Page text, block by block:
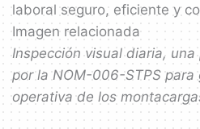
laboral seguro, eficiente y
Imagen relacionada
Inspección visual diaria,
por la NOM-006-STPS
operativa de los